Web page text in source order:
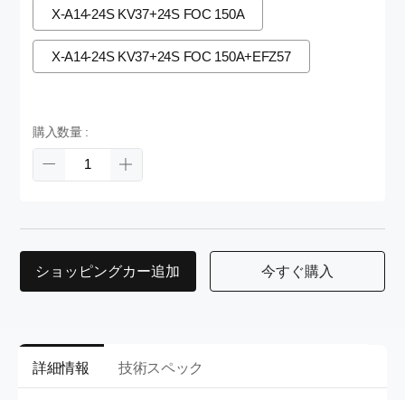
X-A14-24S KV37+24S FOC 150A
X-A14-24S KV37+24S FOC 150A+EFZ57
購入数量 :
ショッピングカー追加 今すぐ購入
詳細情報 技術スペック